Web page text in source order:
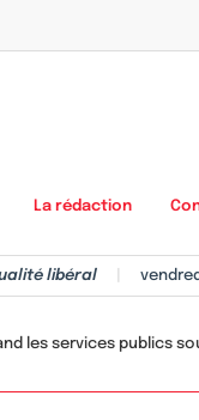
La rédaction
libéral
les services publics